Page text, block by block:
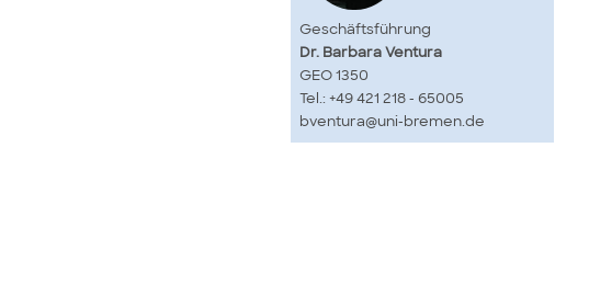
Geschäftsführung
Dr. Barbara Ventura
GEO 1350
Tel.: +49 421 218 - 65005
bventura@uni-bremen.de